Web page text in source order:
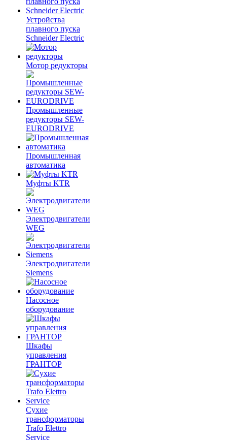
Устройства
плавного пуска
Schneider Electric
Мотор редукторы
Промышленные
редукторы SEW-
EURODRIVE
Промышленная
автоматика
Муфты KTR
Электродвигатели
WEG
Электродвигатели
Siemens
Насосное
оборудование
Шкафы
управления
ГРАНТОР
Сухие
трансформаторы
Trafo Elettro
Service